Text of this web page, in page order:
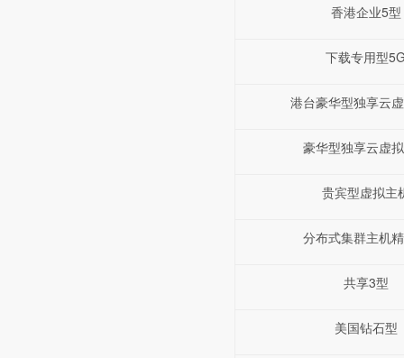
香港企业5型
下载专用型
港台豪华型独享云
豪华型独享云虚
贵宾型虚拟主
分布式集群主机
共享3型
美国钻石型